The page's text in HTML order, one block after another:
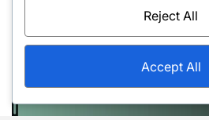
Reject All
Accept All